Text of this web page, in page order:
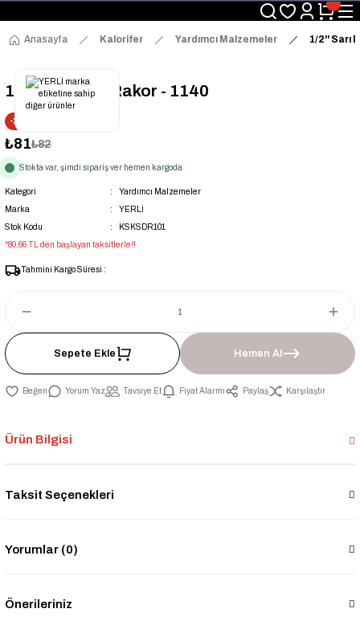
Üyelerimize Özel "uye2026" Koduyla Sepette Ekstra %3 İndirim
KAZAN-KASKAD İÇİN TEK ADRES
Anasayfa
Kalorifer Yardımcı Malzemeler 1/2'' Sarı
1/2'' Sarı Düz Rakor - 1140
-2% İNDİRİM
₺81₺82
Stokta var, şimdi sipariş ver hemen kargoda
Kategori
Yardımcı Malzemeler
Marka
YERLİ
Stok Kodu
KSKSDR101
*80,66 TL den başlayan taksitlerle!!
Tahmini Kargo Süresi :
Sepete Ekle Hemen Al
Yorum Yaz Tavsiye Et Fiyat Alarmı Paylaş Karşılaştır
Ürün Bilgisi
Taksit Seçenekleri
Yorumlar (0)
Önerileriniz